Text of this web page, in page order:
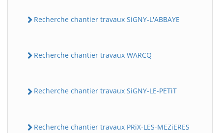
Recherche chantier travaux SiGNY-L'ABBAYE
Recherche chantier travaux WARCQ
Recherche chantier travaux SiGNY-LE-PETiT
Recherche chantier travaux PRiX-LES-MEZiERES